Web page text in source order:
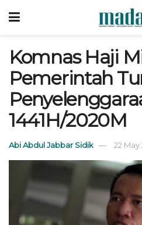
Komnas Haji
Pemerintah
1441H/2020M
Abi Abdul Jabbar Sidik 22 May